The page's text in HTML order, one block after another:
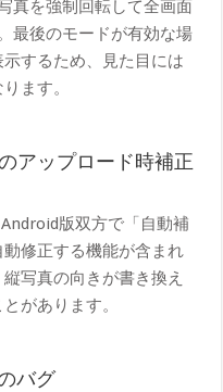
真を強制回転して全画面
最後のモードが有効な場
するため、見た目には
ます。
アップロード時補正
版双方で「自動補
修正する機能が含まれ
写真の向きが書き換え
があります。
バグ